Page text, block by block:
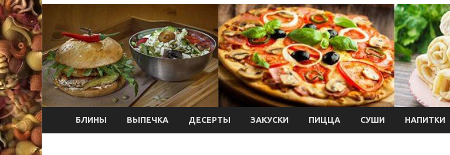
БЛИНЫ ВЫПЕЧКА ДЕСЕРТЫ ЗАКУСКИ ПИЦЦА СУШИ НАПИТКИ